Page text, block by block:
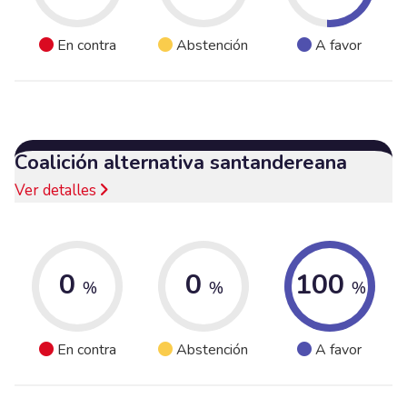
En contra Abstención A favor
Coalición alternativa santandereana
Ver detalles
0 %
En contra
0 %
Abstención
100 %
A favor